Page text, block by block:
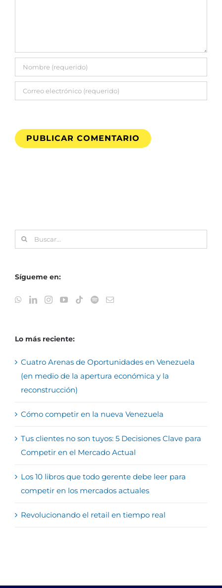
Buscar:
Sígueme en:
Lo más reciente:
Cuatro Arenas de Oportunidades en Venezuela
(en medio de la apertura económica y la
reconstrucción)
Cómo competir en la nueva Venezuela
Tus clientes no son tuyos: 5 Decisiones Clave para
Competir en el Mercado Actual
Los 10 libros que todo gerente debe leer para
competir en los mercados actuales
Revolucionando el retail en tiempo real